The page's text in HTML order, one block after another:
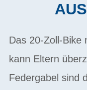
Das 20-Zoll-Bike
kann Eltern
Federgabel sind